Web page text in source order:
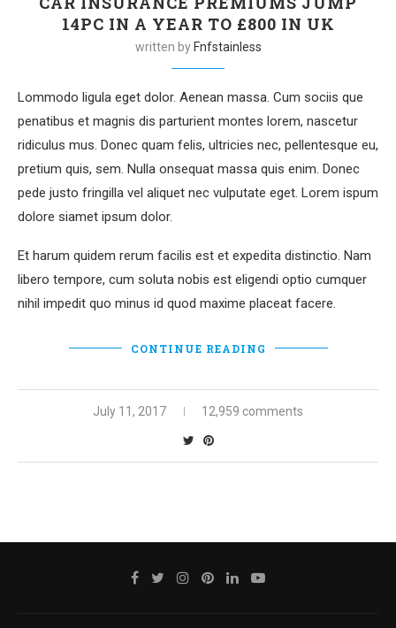
14PC IN A YEAR TO £800 IN UK
written by Fnfstainless
Lommodo ligula eget dolor. Aenean massa. Cum sociis que
penatibus et magnis dis parturient montes lorem, nascetur
ridiculus mus. Donec quam felis, ultricies nec, pellentesque eu,
pretium quis, sem. Nulla onsequat massa quis enim. Donec
pede justo fringilla vel aliquet nec vulputate eget. Lorem ispum
dolore siamet ipsum dolor.
Et harum quidem rerum facilis est et expedita distinctio. Nam
libero tempore, cum soluta nobis est eligendi optio cumquer
nihil impedit quo minus id quod maxime placeat facere.
CONTINUE READING
July 11, 2017 12,959 comments